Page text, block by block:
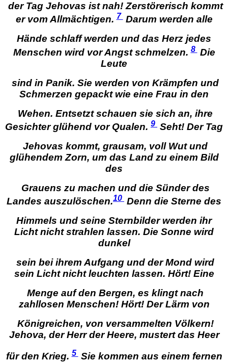
der Tag Jehovas ist nah!Zerstörerisch kommt
er vom Allmächtigen. 7Darum werden alle
Hände schlaff werden und das Herz jedes
Menschen wird vor Angst schmelzen. 8 Die
Leute
sind in Panik. Sie werden von Krämpfen und
Schmerzen gepackt wie eine Frau in den
Wehen. Entsetzt schauen sie sich an, ihre
Gesichter glühend vor Qualen. 9 Seht! Der Tag
Jehovas kommt, grausam, voll Wut und
glühendem Zorn, um das Land zu einem Bild
des
Grauens zu machen und die Sünder des
Landes auszulöschen.10 Denn die Sterne des
Himmels und seine Sternbilderwerden ihr
Licht nicht strahlen lassen. Die Sonne wird
dunkel
sein bei ihrem Aufgang und der Mond wird
sein Licht nicht leuchten lassen. Hört! Eine
Menge auf den Bergen, es klingt nach
zahllosen Menschen! Hört! Der Lärm von
Königreichen, von versammelten Völkern!
Jehova, der Herr der Heere, mustert das Heer
für den Krieg. 5 Sie kommen aus einem fernen